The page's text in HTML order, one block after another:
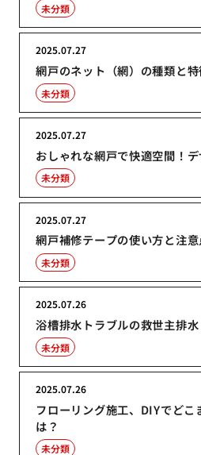
未分類
網戸のネット（網）の種類と特
2025.07.27
未分類
おしゃれな網戸で快適空間！
2025.07.27
未分類
網戸補修テープの使い方と注意
2025.07.27
未分類
浴槽排水トラブルの救世主排
2025.07.26
未分類
フローリング施工、DIYでどこ
は？
2025.07.26
未分類